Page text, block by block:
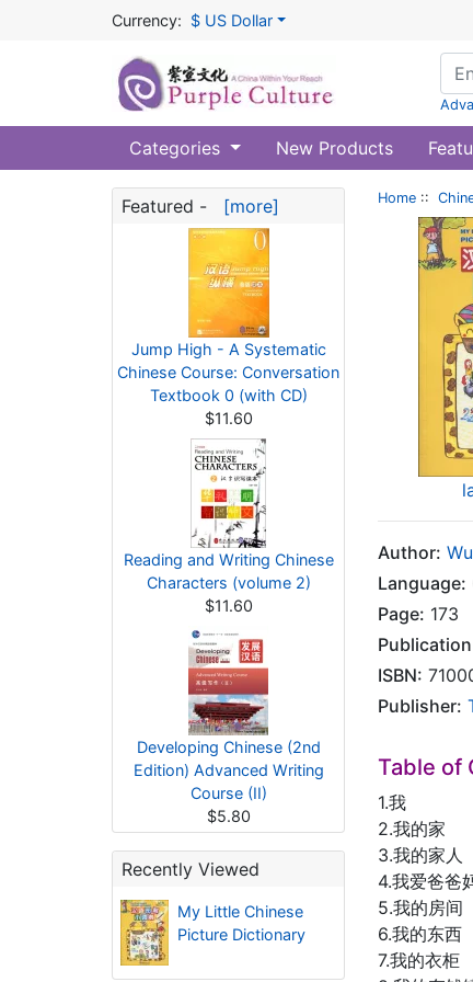
Currency: $ US Dollar
Categories New Products
Featured - [more]
Jump High - A Systematic
Chinese Course: Conversation
Textbook 0 (with CD)
$11.60
Reading and Writing Chinese
Characters (volume 2)
$11.60
Developing Chinese (2nd
Edition) Advanced Writing
Course (II)
$5.80
Recently Viewed
My Little Chinese
Picture Dictionary
Home ::
Author:
Language:
Page: 173
ISBN:
Publisher:
Table of
1.我
2.我的家
3.我的家人
4.我爱爸爸
5.我的房间
6.我的东西
7.我的衣柜